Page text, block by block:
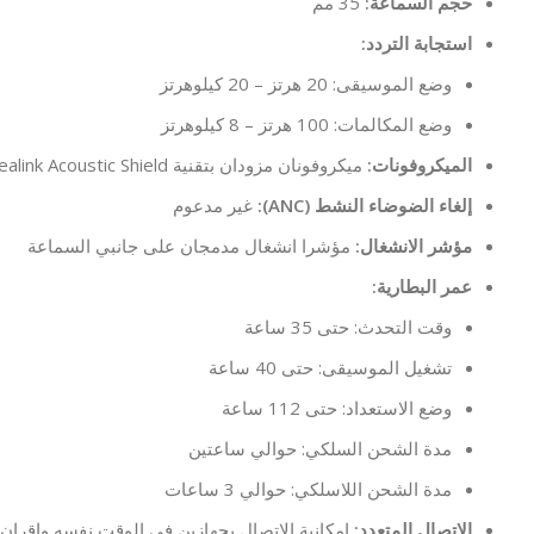
استجابة التردد:
وضع الموسيقى: 20 هرتز – 20 كيلوهرتز
وضع المكالمات: 100 هرتز – 8 كيلوهرتز
الميكروفونات: ميكروفونان مزودان بتقنية Yealink Acoustic Shield
إلغاء الضوضاء النشط (ANC):
غير مدعوم
مؤشر الانشغال: مؤشرا انشغال مدمجان على جانبي السماعة
عمر البطارية:
وقت التحدث: حتى 35 ساعة
تشغيل الموسيقى: حتى 40 ساعة
وضع الاستعداد: حتى 112 ساعة
مدة الشحن السلكي: حوالي ساعتين
مدة الشحن اللاسلكي: حوالي 3 ساعات
الاتصال المتعدد: إمكانية الاتصال بجهازين في الوقت نفسه وإقران ما